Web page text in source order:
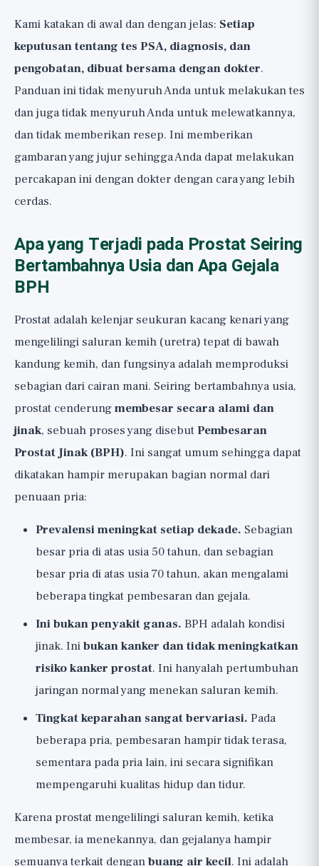
Kami katakan di awal dan dengan jelas: Setiap
keputusan tentang tes PSA, diagnosis, dan
pengobatan, dibuat bersama dengan dokter.
Panduan ini tidak menyuruh Anda untuk melakukan tes
dan juga tidak menyuruh Anda untuk melewatkannya,
dan tidak memberikan resep. Ini memberikan
gambaran yang jujur sehingga Anda dapat melakukan
percakapan ini dengan dokter dengan cara yang lebih
cerdas.
Apa yang Terjadi pada Prostat Seiring
Bertambahnya Usia dan Apa Gejala
BPH
Prostat adalah kelenjar seukuran kacang kenari yang
mengelilingi saluran kemih (uretra) tepat di bawah
kandung kemih, dan fungsinya adalah memproduksi
sebagian dari cairan mani. Seiring bertambahnya usia,
prostat cenderungmembesar secara alami dan
jinak, sebuah proses yang disebutPembesaran
Prostat Jinak (BPH). Ini sangat umum sehingga dapat
dikatakan hampir merupakan bagian normal dari
penuaan pria:
Prevalensi meningkat setiap dekade. Sebagian
besar pria di atas usia 50 tahun, dan sebagian
besar pria di atas usia 70 tahun, akan mengalami
beberapa tingkat pembesaran dan gejala.
Ini bukan penyakit ganas. BPH adalah kondisi
jinak. Inibukan kanker dan tidak meningkatkan
risiko kanker prostat. Ini hanyalah pertumbuhan
jaringan normal yang menekan saluran kemih.
Tingkat keparahan sangat bervariasi. Pada
beberapa pria, pembesaran hampir tidak terasa,
sementara pada pria lain, ini secara signifikan
mempengaruhi kualitas hidup dan tidur.
Karena prostat mengelilingi saluran kemih, ketika
membesar, ia menekannya, dan gejalanya hampir
semuanya terkait denganbuang air kecil. Ini adalah